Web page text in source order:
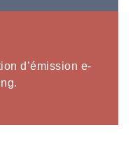
d’émission e-